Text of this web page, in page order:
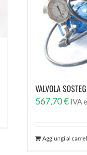
VALVOLA
567,70€ IVA
Aggiungi al